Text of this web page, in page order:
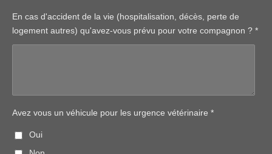
En cas d'accident de la vie (hospitalisation, décès, perte de
logement autres) qu'avez-vous prévu pour votre compagnon ? *
Avez vous un véhicule pour les urgence vétérinaire *
Oui